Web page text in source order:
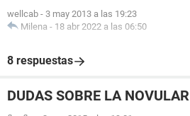
wellcab - 3 may 2013 a las 19:23
Milena - 18 abr 2022 a las 06:50
8 respuestas
DUDAS SOBRE LA NOVULAR